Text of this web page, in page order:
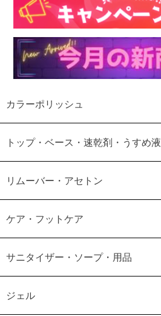
カラーポリッシュ
トップ・ベース・速乾剤・うすめ液
リムーバー・アセトン
ケア・フットケア
サニタイザー・ソープ・用品
ジェル